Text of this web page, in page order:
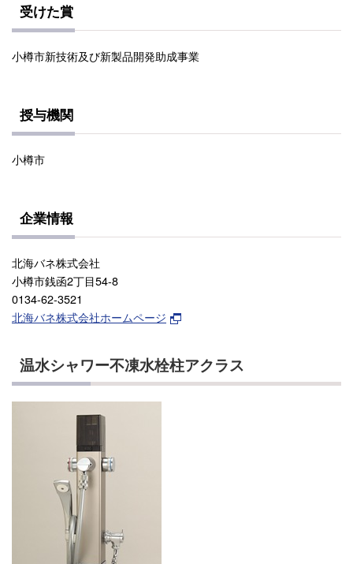
受けた賞
小樽市新技術及び新製品開発助成事業
授与機関
小樽市
企業情報
北海バネ株式会社
小樽市銭函2丁目54-8
0134-62-3521
北海バネ株式会社ホームページ
温水シャワー不凍水栓柱アクラス